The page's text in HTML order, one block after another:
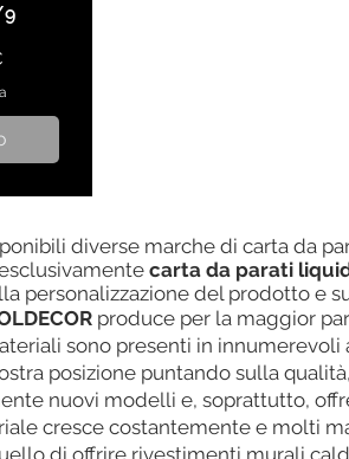
diverse marche di carta da
carta da parati
personalizzazione del prodotto e
produce per la maggior
sono presenti in
posizione puntando sulla
nuovi modelli e, soprattutto,
cresce costantemente e molti